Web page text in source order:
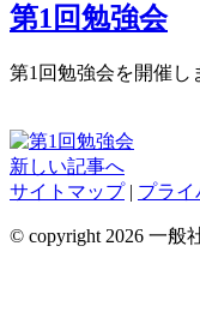
第1回勉強会
第1回勉強会を開催し
新しい記事へ
サイトマップ| プライ
© copyright 2026 一般